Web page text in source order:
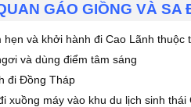
GÁO GIỒNG VÀ SA
và khởi hành đi Cao Lãnh thuộc
và dùng điểm tâm sáng
đi Đồng Tháp
xuồng máy vào khu du lịch sinh